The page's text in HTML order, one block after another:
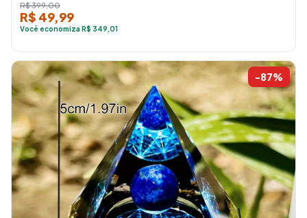
R$ 399,00
R$ 49,99
Você economiza R$ 349,01
-87%